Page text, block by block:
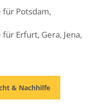
für Potsdam,
für Erfurt, Gera, Jena,
& Nachhilfe